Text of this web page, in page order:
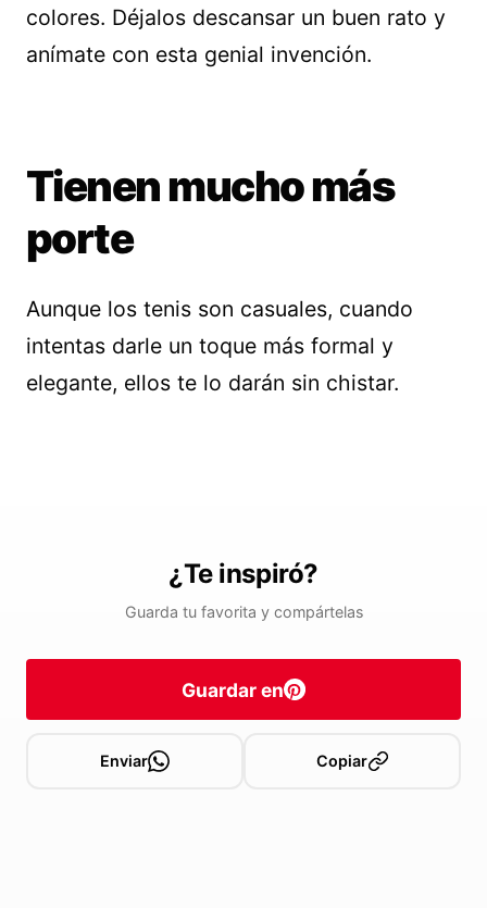
colores. Déjalos descansar un buen rato y
anímate con esta genial invención.
Tienen mucho más
porte
Aunque los tenis son casuales, cuando
intentas darle un toque más formal y
elegante, ellos te lo darán sin chistar.
¿Te inspiró?
Guarda tu favorita y compártelas
Guardar en
Enviar Copiar